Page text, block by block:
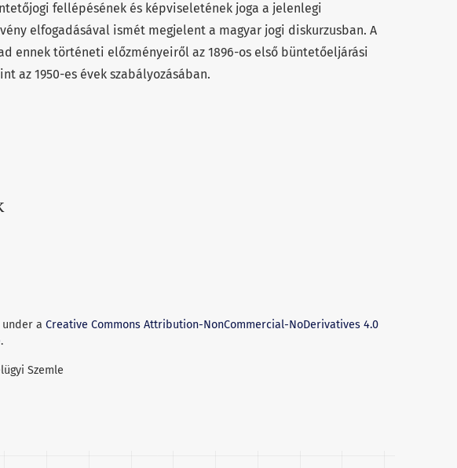
fellépésének és képviseletének joga a jelenlegi
elfogadásával ismét megjelent a magyar jogi diskurzusban. A
ennek történeti előzményeiről az 1896-os első büntetőeljárási
az 1950-es évek szabályozásában.
a Creative Commons Attribution-NonCommercial-NoDerivatives 4.0
.
Szemle